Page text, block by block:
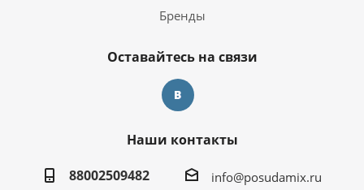
Бренды
Оставайтесь на связи
Наши контакты
88002509482
info@posudamix.ru